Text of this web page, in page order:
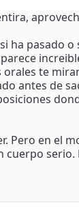
ha pasado
te
antes de
en el
cuerpo